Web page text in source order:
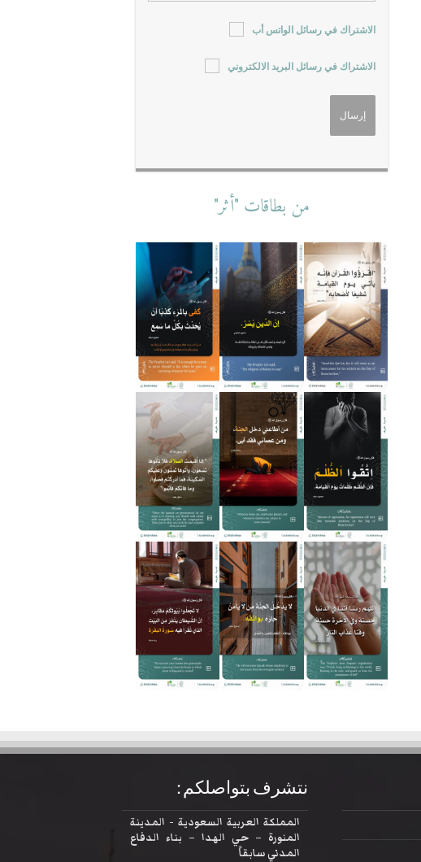
الاشتراك في رسائل الواتس أب
الاشتراك في رسائل البريد الالكتروني
من بطاقات "أثر"
نتشرف بتواصلكم :
المملكة العربية السعودية - المدينة
المنورة – حي الهدا – بناء الدفاع
المدني سابقاً